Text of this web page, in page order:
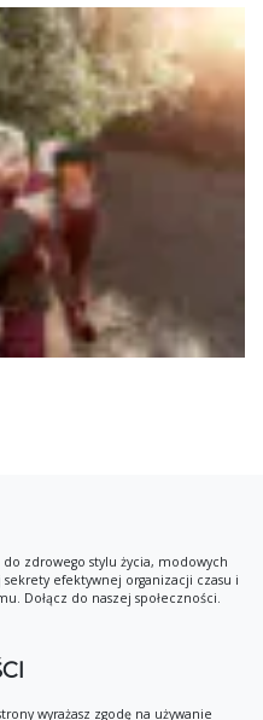
zdrowego stylu życia, modowych
efektywnej organizacji czasu i
Dołącz do naszej społeczności.
wyrażasz zgodę na używanie